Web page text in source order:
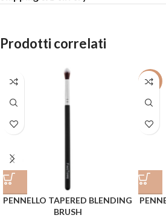
Prodotti correlati
PENNELLO TAPERED BLENDING
BRUSH
-20%